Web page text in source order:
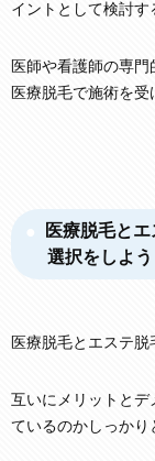
イントとして検討す
医師や看護師の専門
医療脱毛で施術を受
医療脱毛と
選択をしよう
医療脱毛とエステ脱
互いにメリットとデ
ているのかしっかり